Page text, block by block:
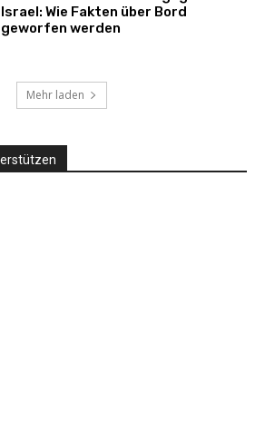
Israel: Wie Fakten über Bord
geworfen werden
Mehr laden